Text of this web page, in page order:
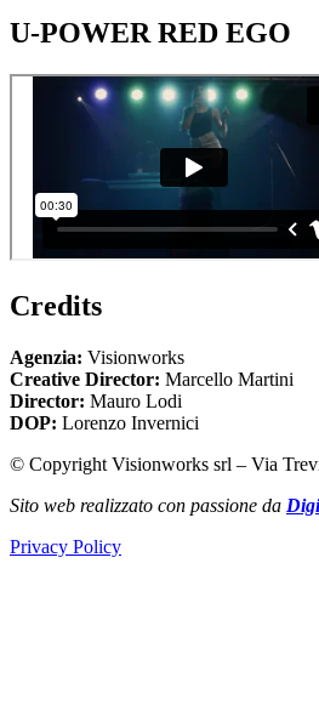
U-POWER RED EGO
Credits
Agenzia: Visionworks
Creative Director: Marcello Martini
Director: Mauro Lodi
DOP: Lorenzo Invernici
© Copyright Visionworks srl – Via
Sito web realizzato con passione da
Privacy Policy